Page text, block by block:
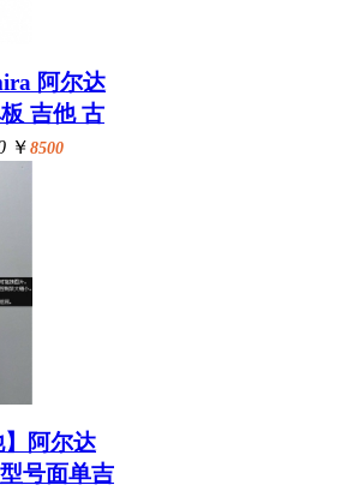
阿尔达
吉他 古
￥ 8500
】阿尔达
号面单吉